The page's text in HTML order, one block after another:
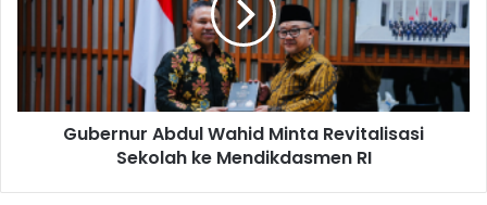
Gubernur Abdul Wahid Minta Revitalisasi
Sekolah ke Mendikdasmen RI